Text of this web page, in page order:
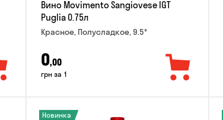
Вино Movimento Sangiovese IGT
Puglia 0.75л
Красное, Полусладкое, 9.5°
0,00
грн за 1
Новинка